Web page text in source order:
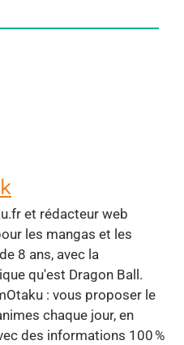
et rédacteur web
les mangas et les
8 ans, avec la
qu'est Dragon Ball.
: vous proposer le
chaque jour, en
des informations 100 %